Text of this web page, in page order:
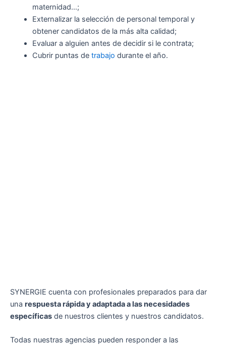
maternidad…;
Externalizar la selección de personal temporal y
obtener candidatos de la más alta calidad;
Evaluar a alguien antes de decidir si le contrata;
Cubrir puntas de trabajo durante el año.
SYNERGIE cuenta con profesionales preparados para dar
una respuesta rápida y adaptada a las necesidades
específicas de nuestros clientes y nuestros candidatos.
Todas nuestras agencias pueden responder a las